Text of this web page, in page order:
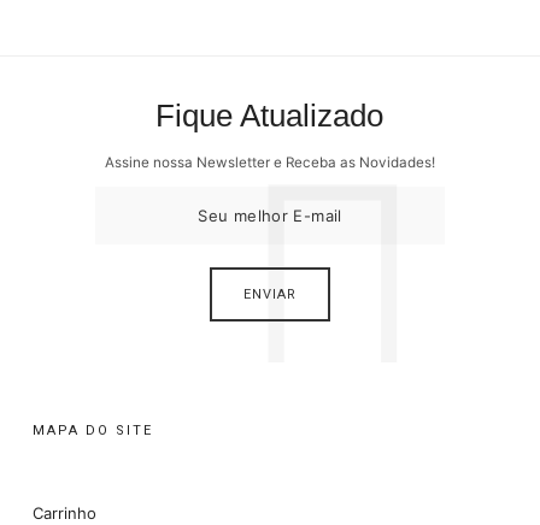
Fique Atualizado
Assine nossa Newsletter e Receba as Novidades!
MAPA DO SITE
Carrinho